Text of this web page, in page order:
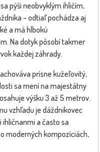
pýši neobvyklým ihličím,
– odtiaľ pochádza aj
a má hlbokú
Na dotyk pôsobí takmer
každej záhrady.
prísne kužeľovitý,
sa mení na majestátny
výšku 3 až 5 metrov.
vzhľadu je dáždnikovec
a často sa
moderných kompozíciách,